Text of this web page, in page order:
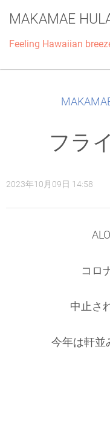
MAKAMAE
Feeling Hawaiian
フラ
2023年10月09日 14:58
コロ
中止さ
今年は軒並